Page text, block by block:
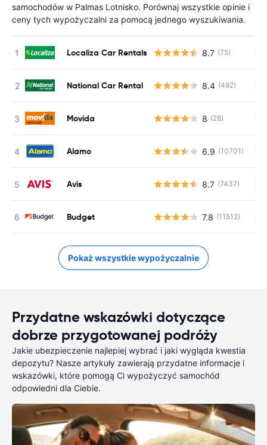
samochodów w Palmas Lotnisko. Porównaj wszystkie opinie i
ceny tych wypożyczalni za pomocą jednego wyszukiwania.
Localiza Car Rentals 8.7 (75)
National Car Rental 8.4 (492)
Movida 8 (28)
Alamo 6.9 (10701)
Avis 8.7 (7437)
Budget 7.8 (11512)
Pokaż wszystkie wypożyczalnie
Przydatne wskazówki dotyczące
dobrze przygotowanej podróży
Jakie ubezpieczenie najlepiej wybrać i jaki wygląda kwestia
depozytu? Nasze artykuły zawierają przydatne informacje i
wskazówki, które pomogą Ci wypożyczyć samochód
odpowiedni dla Ciebie.